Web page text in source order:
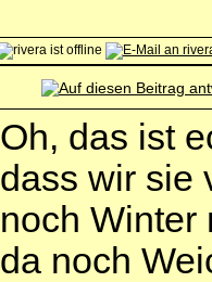
Oh, das ist
dass wir sie
noch Winter
da noch